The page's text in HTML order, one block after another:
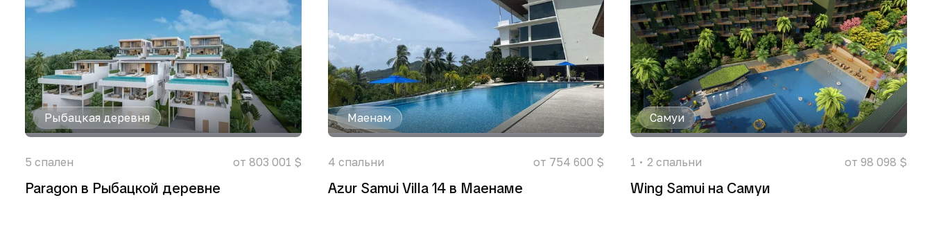
Рыбацкая деревня
5 спален от 803 001 $
Paragon в Рыбацкой деревне
Маенам
4 спальни от 754 600 $
Azur Samui Villa 14 в Маенаме
Самуи
1 2 спальни от 98 098 $
Wing Samui на Самуи